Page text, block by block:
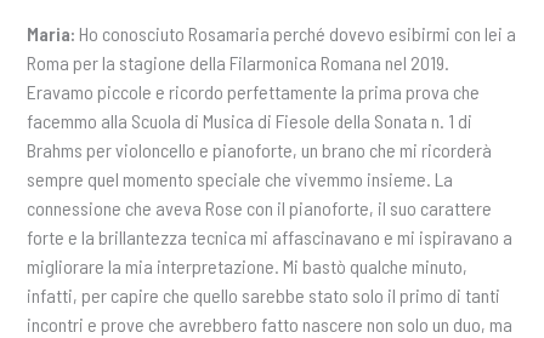
Maria: Ho conosciuto Rosamaria perché dovevo esibirmi con lei a
Roma per la stagione della Filarmonica Romana nel 2019.
Eravamo piccole e ricordo perfettamente la prima prova che
facemmo alla Scuola di Musica di Fiesole della Sonata n. 1 di
Brahms per violoncello e pianoforte, un brano che mi ricorderà
sempre quel momento speciale che vivemmo insieme. La
connessione che aveva Rose con il pianoforte, il suo carattere
forte e la brillantezza tecnica mi affascinavano e mi ispiravano a
migliorare la mia interpretazione. Mi bastò qualche minuto,
infatti, per capire che quello sarebbe stato solo il primo di tanti
incontri e prove che avrebbero fatto nascere non solo un duo, ma